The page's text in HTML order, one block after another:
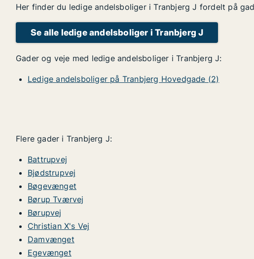
Her finder du ledige andelsboliger i Tranbjerg J fordelt på
Se alle ledige andelsboliger i Tranbjerg J
Gader og veje med ledige andelsboliger i Tranbjerg J:
Ledige andelsboliger på Tranbjerg Hovedgade (2)
Flere gader i Tranbjerg J:
Battrupvej
Bjødstrupvej
Bøgevænget
Børup Tværvej
Børupvej
Christian X's Vej
Damvænget
Egevænget